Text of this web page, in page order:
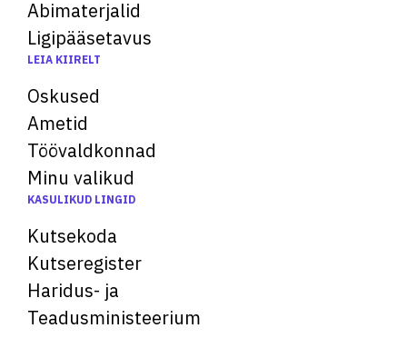
Abimaterjalid
Ligipääsetavus
LEIA KIIRELT
Oskused
Ametid
Töövaldkonnad
Minu valikud
KASULIKUD LINGID
Kutsekoda
Kutseregister
Haridus- ja
Teadusministeerium